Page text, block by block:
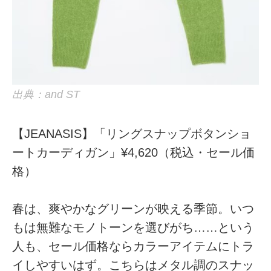
出典：and ST
【JEANASIS】「リングスナップボタンショ
ートカーディガン」¥4,620（税込・セール価
格）
春は、爽やかなグリーンが映える季節。いつ
もは無難なモノトーンを選びがち……という
人も、セール価格ならカラーアイテムにトラ
イしやすいはず。こちらはメタル調のスナッ